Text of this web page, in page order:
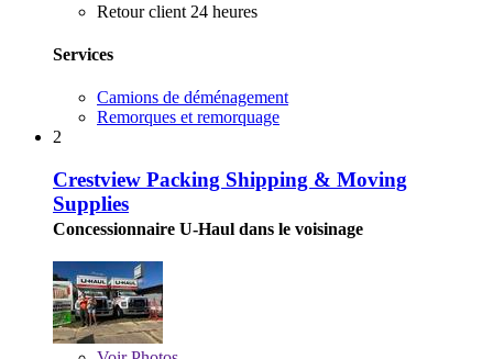
Retour client 24 heures
Services
Camions de déménagement
Remorques et remorquage
2
Crestview Packing Shipping & Moving
Supplies
Concessionnaire U-Haul dans le voisinage